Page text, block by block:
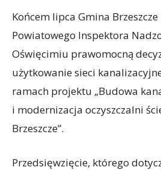
Końcem lipca Gmina Brzeszcze
Powiatowego Inspektora
Oświęcimiu prawomocną
użytkowanie sieci
ramach projektu „Budowa
i modernizacja oczyszczalni
Brzeszcze”.
Przedsięwzięcie, którego